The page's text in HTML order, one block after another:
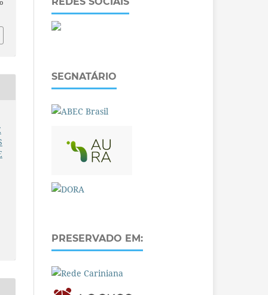
SEGNATÁRIO
PRESERVADO EM: